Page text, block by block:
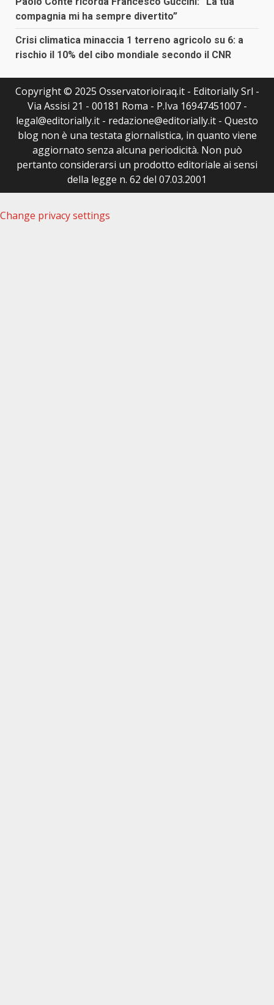
compagnia mi ha sempre divertito”
Crisi climatica minaccia 1 terreno agricolo su 6: a
rischio il 10% del cibo mondiale secondo il CNR
Copyright © 2025 Osservatorioiraq.it - Editorially Srl -
Via Assisi 21 - 00181 Roma - P.Iva 16947451007 -
legal@editorially.it - redazione@editorially.it - Questo
blog non è una testata giornalistica, in quanto viene
aggiornato senza alcuna periodicità. Non può
pertanto considerarsi un prodotto editoriale ai sensi
della legge n. 62 del 07.03.2001
Change privacy settings